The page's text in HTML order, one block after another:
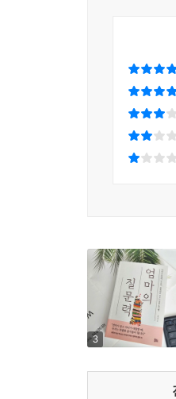
아이가 책을
간단한 문장으
문장부터 질문
난이도를 높이
더욱 깊이 자라난
3